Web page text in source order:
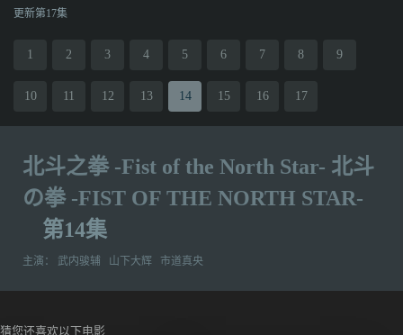
更新第17集
1 2 3 4 5 6 7 8 9
10 11 12 13 14 15 16 17
北⽃之拳 -Fist of the North Star- 北斗
の拳 -FIST OF THE NORTH STAR-
第14集
主演： 武内骏辅 山下大辉 市道真央
猜您还喜欢以下电影